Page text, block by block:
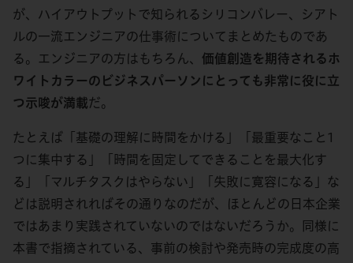
が、ハイアウトプットで知られるシリコンバレー、シアト
ルの一流エンジニアの仕事術についてまとめたものであ
る。エンジニアの方はもちろん、 価値創造を期待されるホ
ワイトカラーのビジネスパーソンにとっても非常に役に立
つ示唆が満載だ。
たとえば「基礎の理解に時間をかける」「最重要なこと1
つに集中する」「時間を固定してできることを最大化す
る」「マルチタスクはやらない」「失敗に寛容になる」な
どは説明されればその通りなのだが、ほとんどの日本企業
ではあまり実践されていないのではないだろうか。同様に
本書で指摘されている、事前の検討や発売時の完成度の高